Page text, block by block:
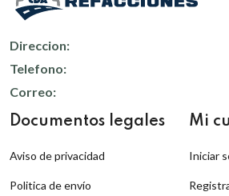
Direccion:
Telefono:
Correo:
Documentos legales
Aviso de privacidad
Politica de envío
Mi
Iniciar